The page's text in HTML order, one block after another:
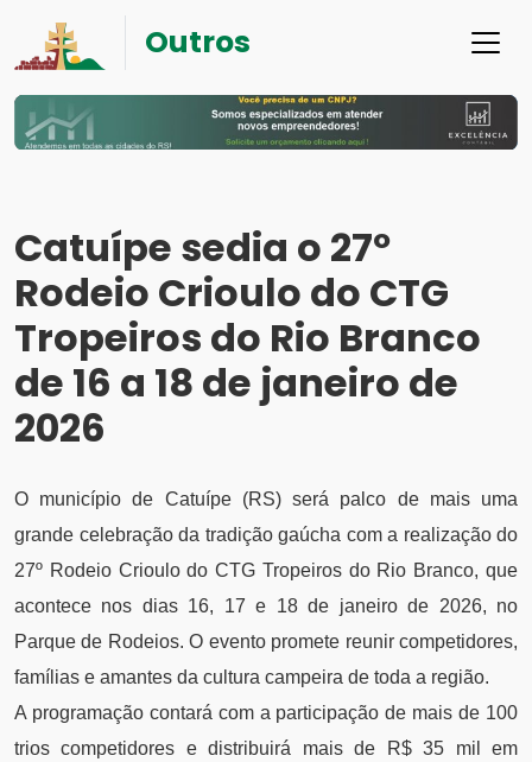
Outros
Catuípe sedia o 27º
Rodeio Crioulo do CTG
Tropeiros do Rio Branco
de 16 a 18 de janeiro de
2026
O município de Catuípe (RS) será palco de mais uma
grande celebração da tradição gaúcha com a realização do
27º Rodeio Crioulo do CTG Tropeiros do Rio Branco, que
acontece nos dias 16, 17 e 18 de janeiro de 2026, no
Parque de Rodeios. O evento promete reunir competidores,
famílias e amantes da cultura campeira de toda a região.
A programação contará com a participação de mais de 100
trios competidores e distribuirá mais de R$ 35 mil em